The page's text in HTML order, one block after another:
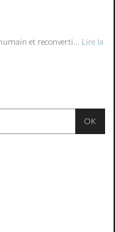
et reconverti...
Lire la